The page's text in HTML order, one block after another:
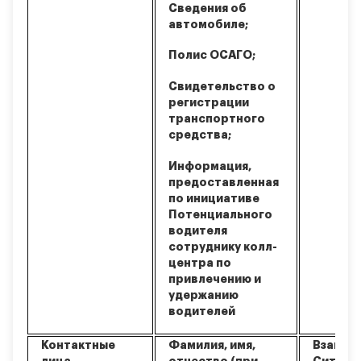
Сведения об
автомобиле;
Полис ОСАГО;
Свидетельство о
регистрации
транспортного
средства;
Информация,
предоставленная
по инициативе
Потенциального
водителя
сотруднику колл-
центра по
привлечению и
удержанию
водителей
Контактные
Фамилия, имя,